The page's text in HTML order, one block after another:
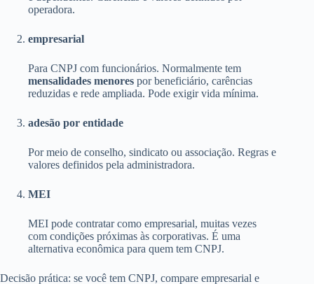
operadora.
empresarial
Para CNPJ com funcionários. Normalmente tem
mensalidades menores por beneficiário, carências
reduzidas e rede ampliada. Pode exigir vida mínima.
adesão por entidade
Por meio de conselho, sindicato ou associação. Regras e
valores definidos pela administradora.
MEI
MEI pode contratar como empresarial, muitas vezes
com condições próximas às corporativas. É uma
alternativa econômica para quem tem CNPJ.
Decisão prática: se você tem CNPJ, compare empresarial e